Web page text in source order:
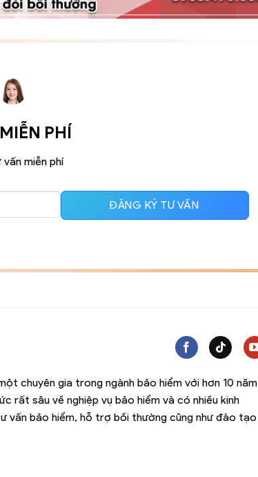
PHÍ
miễn phí
ĐĂNG KÝ TƯ VẤN
chuyên gia trong ngành bảo hiểm với hơn 10 năm
rất sâu về nghiệp vụ bảo hiểm và có nhiều kinh
vấn bảo hiểm, hỗ trợ bồi thường cũng như đào tạo